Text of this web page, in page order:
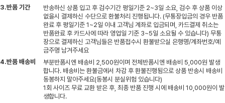
3.반품 기간
반송하신 상품 입고 후 검수기간 평일기준 2~3일 소요, 검수 후 상품 이상
없을시 결제하신 수단으로 환불처리 진행됩니다. (무통장입금의 경우 반품
완료 후 평일기준 1~2일 이내 고객님 계좌로 입금되며, 카드결제 취소는
반품완료 후 카드사에 따라 영업일 기준 3~5일 소요될 수 있습니다) 무통
장으로 결제하신 고객님들은 반품접수시 환불받으실 은행명/계좌번호/예
금주명 남겨주세요
4.반품 배송비
부분반품시엔 배송비 2,500원이며 전체반품시엔 배송비 5,000원 발생
합니다. 배송비는 환불금에서 차감 후 환불진행됨으로 상품 반송시 배송비
동봉하지 말아주세요(동봉시 분실위험 있습니다)
1회 사이즈 무료 교환 받은 후, 최종 반품 진행 시에 배송비 10,000원이 발
생합니다.